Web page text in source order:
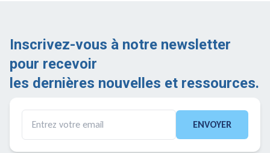
Inscrivez-vous à notre newsletter
pour recevoir
les dernières nouvelles et ressources.
ENVOYER